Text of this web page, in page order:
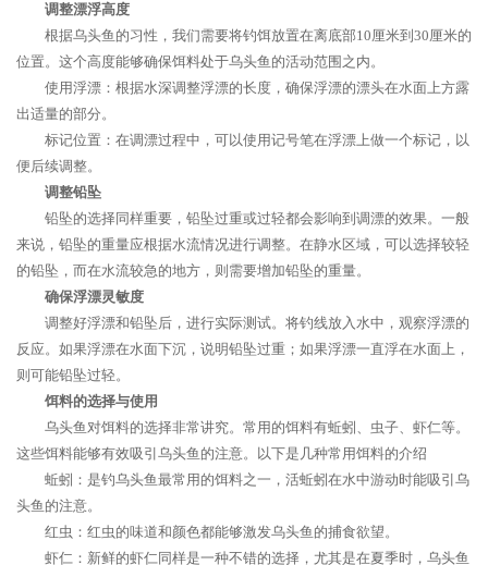
调整漂浮高度
根据乌头鱼的习性，我们需要将钓饵放置在离底部10厘米到30厘米的
位置。这个高度能够确保饵料处于乌头鱼的活动范围之内。
使用浮漂：根据水深调整浮漂的长度，确保浮漂的漂头在水面上方露
出适量的部分。
标记位置：在调漂过程中，可以使用记号笔在浮漂上做一个标记，以
便后续调整。
调整铅坠
铅坠的选择同样重要，铅坠过重或过轻都会影响到调漂的效果。一般
来说，铅坠的重量应根据水流情况进行调整。在静水区域，可以选择较轻
的铅坠，而在水流较急的地方，则需要增加铅坠的重量。
确保浮漂灵敏度
调整好浮漂和铅坠后，进行实际测试。将钓线放入水中，观察浮漂的
反应。如果浮漂在水面下沉，说明铅坠过重；如果浮漂一直浮在水面上，
则可能铅坠过轻。
饵料的选择与使用
乌头鱼对饵料的选择非常讲究。常用的饵料有蚯蚓、虫子、虾仁等。
这些饵料能够有效吸引乌头鱼的注意。以下是几种常用饵料的介绍
蚯蚓：是钓乌头鱼最常用的饵料之一，活蚯蚓在水中游动时能吸引乌
头鱼的注意。
红虫：红虫的味道和颜色都能够激发乌头鱼的捕食欲望。
虾仁：新鲜的虾仁同样是一种不错的选择，尤其是在夏季时，乌头鱼